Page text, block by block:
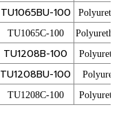
TU1065BU-100
TU1065C-100
TU1208B-100
TU1208BU-100
TU1208C-100